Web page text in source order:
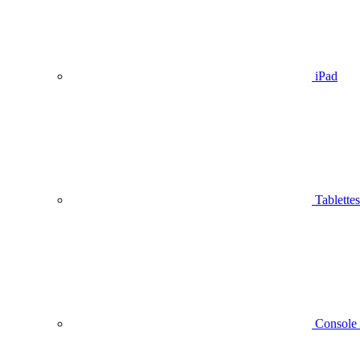
iPad
Tablettes
Console